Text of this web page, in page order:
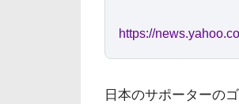
https://
日本のサポーターの